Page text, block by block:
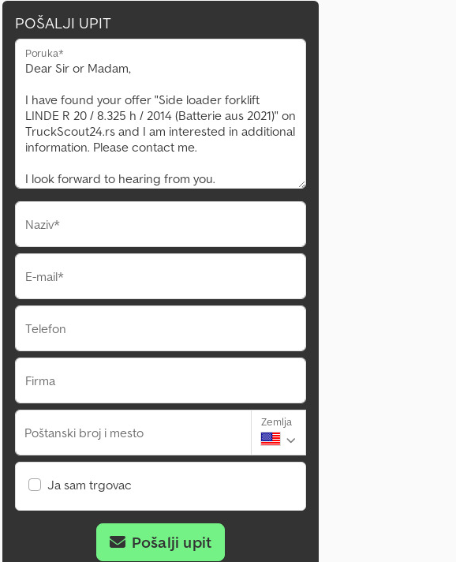
POŠALJI UPIT
Poruka*
Naziv*
E-mail*
Telefon
Firma
Poštanski broj i mesto
Zemlja
Ja sam trgovac
Pošalji upit